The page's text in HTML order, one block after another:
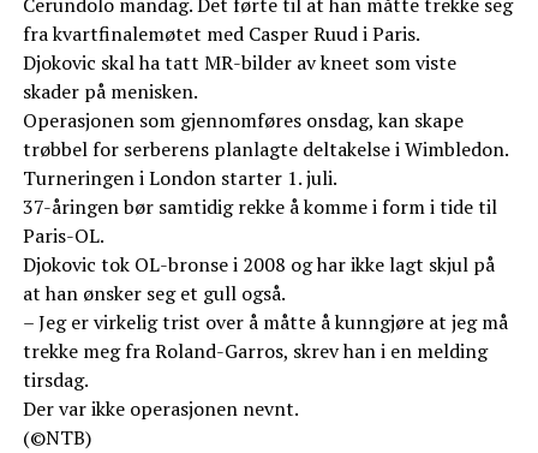
Cerundolo mandag. Det førte til at han måtte trekke seg
fra kvartfinalemøtet med Casper Ruud i Paris.
Djokovic skal ha tatt MR-bilder av kneet som viste
skader på menisken.
Operasjonen som gjennomføres onsdag, kan skape
trøbbel for serberens planlagte deltakelse i Wimbledon.
Turneringen i London starter 1. juli.
37-åringen bør samtidig rekke å komme i form i tide til
Paris-OL.
Djokovic tok OL-bronse i 2008 og har ikke lagt skjul på
at han ønsker seg et gull også.
– Jeg er virkelig trist over å måtte å kunngjøre at jeg må
trekke meg fra Roland-Garros, skrev han i en melding
tirsdag.
Der var ikke operasjonen nevnt.
(©NTB)